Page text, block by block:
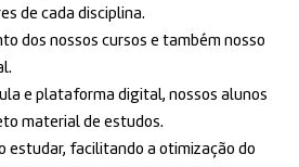
de cada disciplina.
dos nossos cursos e também nosso
e plataforma digital, nossos alunos
material de estudos.
estudar, facilitando a otimização do